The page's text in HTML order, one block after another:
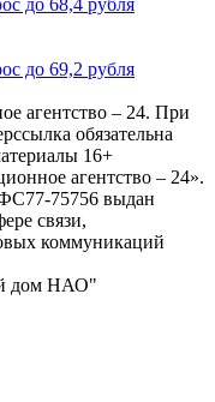
до 68,4 рубля
до 69,2 рубля
агентство – 24. При
обязательна
16+
агентство – 24».
75756 выдан
связи,
коммуникаций
дом НАО"